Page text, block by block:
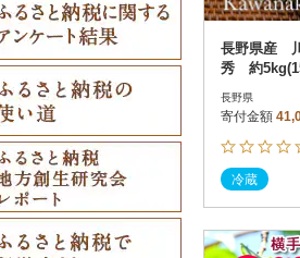
長野県産
秀 約
長野県
寄付金額
冷蔵